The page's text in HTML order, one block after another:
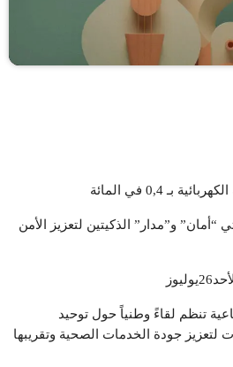
بـ 0,4 في المائة
“أمان” و”مدار” الذكيتين لتعزيز الأمن
تنظم لقاءً وطنياً حول توحيد
لتعزيز جودة الخدمات الصحية وتقريبها